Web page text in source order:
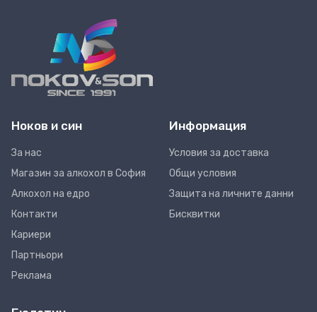
Ноков и син
За нас
Магазин за алкохол в София
Алкохол на едро
Контакти
Кариери
Партньори
Реклама
Информация
Условия за доставка
Общи условия
Защита на личните данни
Бисквитки